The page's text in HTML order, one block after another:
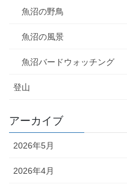
魚沼の野鳥
魚沼の風景
魚沼バードウォッチング
登山
アーカイブ
2026年5月
2026年4月